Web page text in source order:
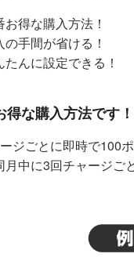
得な購入方法！
手間が省ける！
んに設定できる！
得な購入方法です！
ジごとに即時で100
月中に3回チャージご